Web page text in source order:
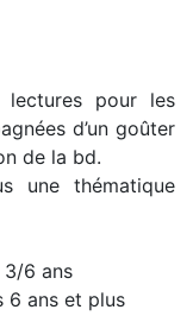
lectures pour les
d’un goûter
de la bd.
une thématique
3/6 ans
6 ans et plus